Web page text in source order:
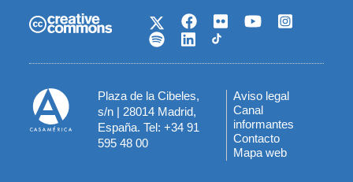
Plaza de la Cibeles,
s/n | 28014 Madrid,
España. Tel: +34 91
595 48 00
Menú
del
pie
Aviso legal
Canal
informantes
Contacto
Mapa web